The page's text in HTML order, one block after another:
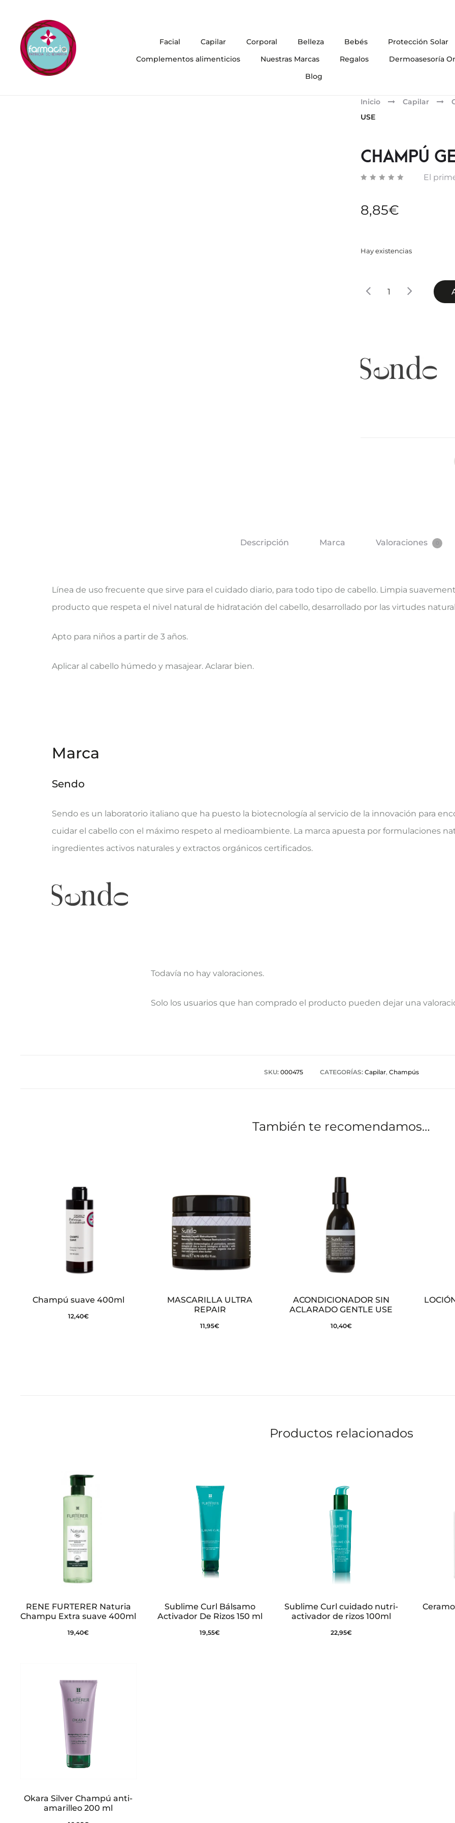
Facial Capilar Corporal Belleza Bebés
Protección Solar
Complementos alimenticios
Nuestras Marcas Regalos
Dermoasesoría
Blog
Inicio Capilar
USE
CHAMPÚ
El
8,85€
Hay existencias
CHAMPÚ
Descripción Marca Valoraciones
Línea de uso frecuente que sirve para el cuidado diario, para todo tipo de cabello. Limpia
producto que respeta el nivel natural de hidratación del cabello, desarrollado por las virtudes
Apto para niños a partir de 3 años.
Aplicar al cabello húmedo y masajear. Aclarar bien.
Marca
Sendo
Sendo es un laboratorio italiano que ha puesto la biotecnología al servicio de la innovación para
cuidar el cabello con el máximo respeto al medioambiente. La marca apuesta por formulaciones
ingredientes activos naturales y extractos orgánicos certificados.
V
Todavía no hay valoraciones.
Solo los usuarios que han comprado el producto pueden dejar una
SKU: 000475 CATEGORÍAS: Capilar, Champús
También te recomendamos…
Champú suave 400ml
12,40€
MASCARILLA ULTRA
REPAIR
11,95€
ACONDICIONADOR SIN
ACLARADO GENTLE USE
10,40€
Productos relacionados
RENE FURTERER Naturia
Champu Extra suave 400ml
19,40€
Sublime Curl Bálsamo
Activador De Rizos 150 ml
19,55€
Sublime Curl cuidado nutri-
activador de rizos 100ml
22,95€
Okara Silver Champú anti-
amarilleo 200 ml